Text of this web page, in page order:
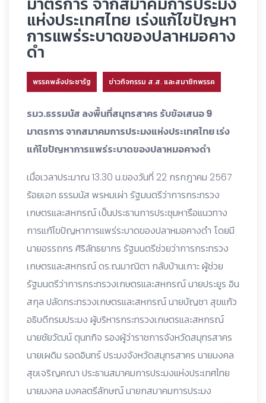
แห่งประเทศไทย เร่งแก้ไขปัญหา
การแพร่ระบาดของปลาหมอคาง
ดำ
พรรคพลังประชารัฐ ข่าวกิจกรรม ส.ส. และสมาชิกพรรค
รมว.ธรรมนัส ลงพื้นที่สมุทรสาคร รับข้อเสนอ 9
มาตรการ จากสมาคมการประมงแห่งประเทศไทย เร่ง
แก้ไขปัญหาการแพร่ระบาดของปลาหมอคางดำ
เมื่อเวลาประมาณ 13.30 น.ของวันที่ 22 กรกฎาคม 2567
ร้อยเอก ธรรมนัส พรหมเผ่า รัฐมนตรีว่าการกระทรวง
เกษตรและสหกรณ์ เป็นประธานการประชุมหารือแนวทาง
การแก้ไขปัญหาการแพร่ระบาดของปลาหมอคางดำ โดยมี
นายอรรถกร ศิริลัทธยากร รัฐมนตรีช่วยว่าการกระทรวง
เกษตรและสหกรณ์ ดร.ณมาณิตา กลับบ้านเกาะ ผู้ช่วย
รัฐมนตรีว่าการกระทรวงเกษตรและสหกรณ์ นายประยูร อิน
สกุล ปลัดกระทรวงเกษตรและสหกรณ์ นายบัญชา สุขแก้ว
อธิบดีกรมประมง ผู้บริหารกระทรวงเกษตรและสหกรณ์
นายชัยวัฒน์ ตุนทกิจ รองผู้ว่าราชการจังหวัดสมุทรสาคร
นายเผดิม รอดอินทร์ ประมงจังหวัดสมุทรสาคร นายมงคล
สุขเจริญคณา ประธานสมาคมการประมงแห่งประเทศไทย
นายมงคล มงคลตรีลักษณ์ นายกสมาคมการประมง